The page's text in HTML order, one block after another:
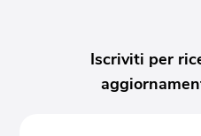
Iscriviti per